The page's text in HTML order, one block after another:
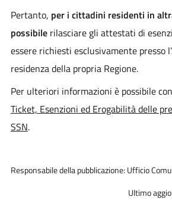
Pertanto, per i cittadini residenti in
possibilerilasciare gli attestati di
essere richiesti esclusivamente presso
residenza della propria Regione.
Per ulteriori informazioni è possibile
Ticket, Esenzioni ed Erogabilità delle
SSN.
Responsabile della pubblicazione: Ufficio
Ultimo